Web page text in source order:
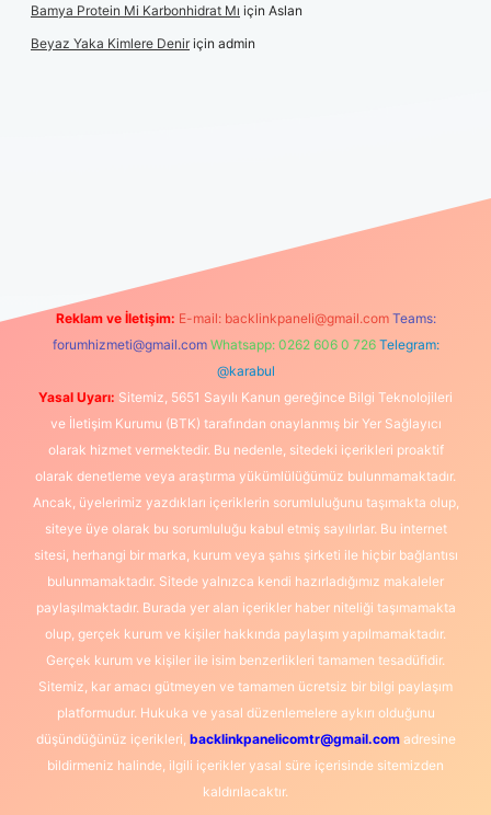
Bamya Protein Mi Karbonhidrat Mı için Aslan
Beyaz Yaka Kimlere Deniriçin admin
Reklam ve İletişim: E-mail: backlinkpaneli@gmail.com Teams:
forumhizmeti@gmail.com Whatsapp: 0262 606 0 726 Telegram:
@karabul
Yasal Uyarı: Sitemiz, 5651 Sayılı Kanun gereğince Bilgi Teknolojileri
ve İletişim Kurumu (BTK) tarafından onaylanmış bir Yer Sağlayıcı
olarak hizmet vermektedir. Bu nedenle, sitedeki içerikleri proaktif
olarak denetleme veya araştırma yükümlülüğümüz bulunmamaktadır.
Ancak, üyelerimiz yazdıkları içeriklerin sorumluluğunu taşımakta olup,
siteye üye olarak bu sorumluluğu kabul etmiş sayılırlar. Bu internet
sitesi, herhangi bir marka, kurum veya şahıs şirketi ile hiçbir bağlantısı
bulunmamaktadır. Sitede yalnızca kendi hazırladığımız makaleler
paylaşılmaktadır. Burada yer alan içerikler haber niteliği taşımamakta
olup, gerçek kurum ve kişiler hakkında paylaşım yapılmamaktadır.
Gerçek kurum ve kişiler ile isim benzerlikleri tamamen tesadüfidir.
Sitemiz, kar amacı gütmeyen ve tamamen ücretsiz bir bilgi paylaşım
platformudur. Hukuka ve yasal düzenlemelere aykırı olduğunu
düşündüğünüz içerikleri, backlinkpanelicomtr@gmail.comadresine
bildirmeniz halinde, ilgili içerikler yasal süre içerisinde sitemizden
kaldırılacaktır.